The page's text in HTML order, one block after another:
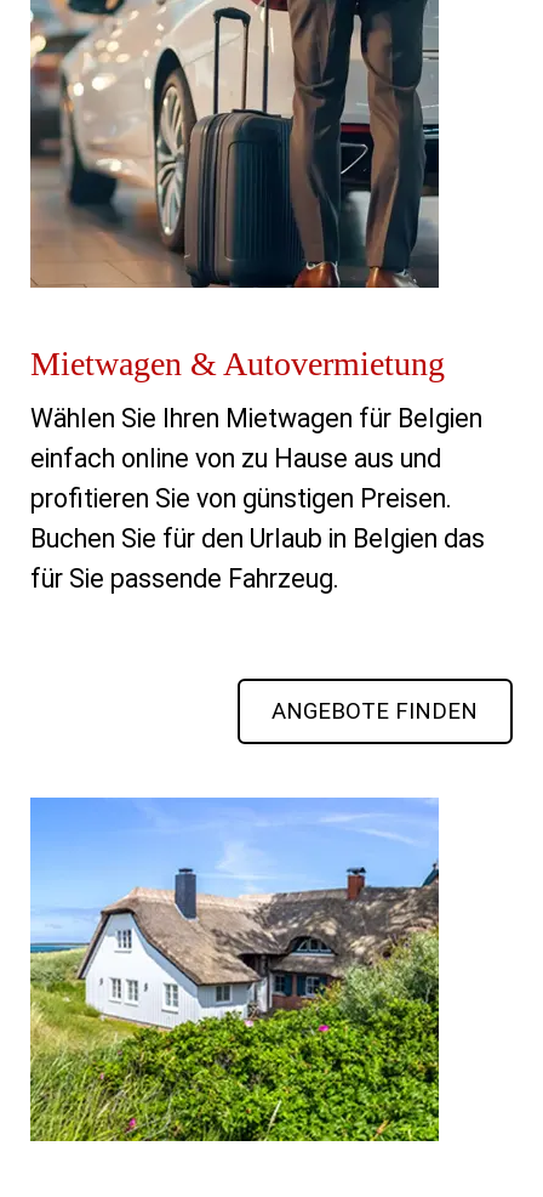
Mietwagen & Autovermietung
Wählen Sie Ihren Mietwagen für Belgien
einfach online von zu Hause aus und
profitieren Sie von günstigen Preisen.
Buchen Sie für den Urlaub in Belgien das
für Sie passende Fahrzeug.
ANGEBOTE FINDEN